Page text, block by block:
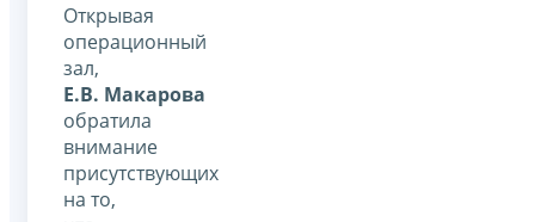
Открывая
операционный
зал,
Е.В. Макарова
обратила
внимание
присутствующих
на то,